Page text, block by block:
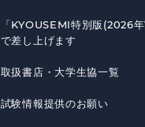
「KYOUSEMI特別版(2026
で差し上げます
取扱書店・大学生協一覧
試験情報提供のお願い